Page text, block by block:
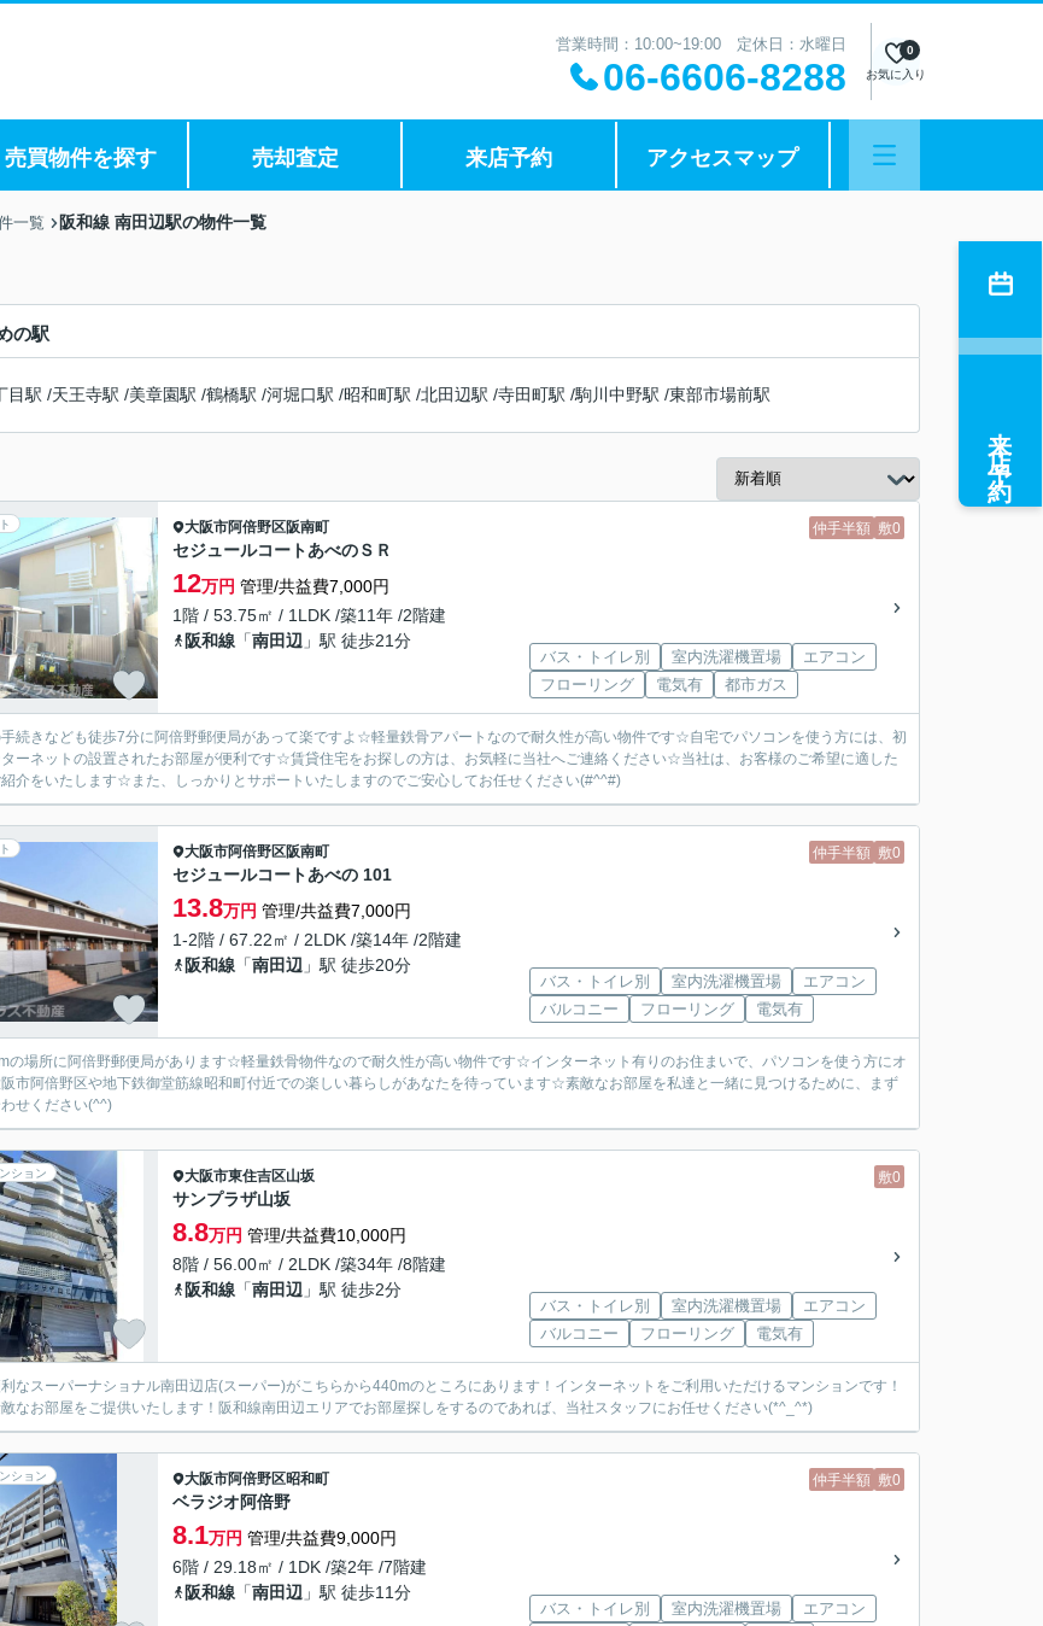
営業時間：10:00~19:00 定休日：水曜日
06-6606-8288 お気に入り
0
売買物件を探す 売却査定 来店予約 アクセスマップ
一覧 阪和線 南田辺駅の物件一覧
の駅
目駅 /天王寺駅 /美章園駅 /鶴橋駅 /河堀口駅 /昭和町駅 /北田辺駅 /寺田町駅 /駒川中野駅 /東部市場前駅
仲手半額 敷0
大阪市阿倍野区阪南町
セジュールコートあべのＳＲ
12万円 管理/共益費7,000円
1階 / 53.75㎡ / 1LDK /築11年 /2階建
阪和線 「南田辺 」駅 徒歩21分
バス・トイレ別 室内洗濯機置場
エアコン
フローリング
電気有 都市ガス
続きなども徒歩7分に阿倍野郵便局があって楽ですよ☆軽量鉄骨アパートなので耐久性が高い物件です☆自宅でパソコンを使う方には、初
ーネットの設置されたお部屋が便利です☆賃貸住宅をお探しの方は、お気軽に当社へご連絡ください☆当社は、お客様のご希望に適した
介をいたします☆また、しっかりとサポートいたしますのでご安心してお任せください(#^^#)
仲手半額 敷0
大阪市阿倍野区阪南町
セジュールコートあべの 101
13.8万円 管理/共益費7,000円
1-2階 / 67.22㎡ / 2LDK /築14年 /2階建
阪和線 「南田辺 」駅 徒歩20分
バス・トイレ別 室内洗濯機置場
エアコン
バルコニー
フローリング 電気有
の場所に阿倍野郵便局があります☆軽量鉄骨物件なので耐久性が高い物件です☆インターネット有りのお住まいで、パソコンを使う方にオ
市阿倍野区や地下鉄御堂筋線昭和町付近での楽しい暮らしがあなたを待っています☆素敵なお部屋を私達と一緒に見つけるために、まず
せください(^^)
ション 敷0
大阪市東住吉区山坂
サンプラザ山坂
8.8万円 管理/共益費10,000円
8階 / 56.00㎡ / 2LDK /築34年 /8階建
阪和線 「南田辺 」駅 徒歩2分
バス・トイレ別 室内洗濯機置場
エアコン
バルコニー
フローリング 電気有
なスーパーナショナル南田辺店(スーパー)がこちらから440mのところにあります！インターネットをご利用いただけるマンションです！
なお部屋をご提供いたします！阪和線南田辺エリアでお部屋探しをするのであれば、当社スタッフにお任せください(*^_^*)
ション 仲手半額 敷0
大阪市阿倍野区昭和町
ベラジオ阿倍野
8.1万円 管理/共益費9,000円
6階 / 29.18㎡ / 1DK /築2年 /7階建
阪和線 「南田辺 」駅 徒歩11分
バス・トイレ別 室内洗濯機置場
エアコン
来店予約